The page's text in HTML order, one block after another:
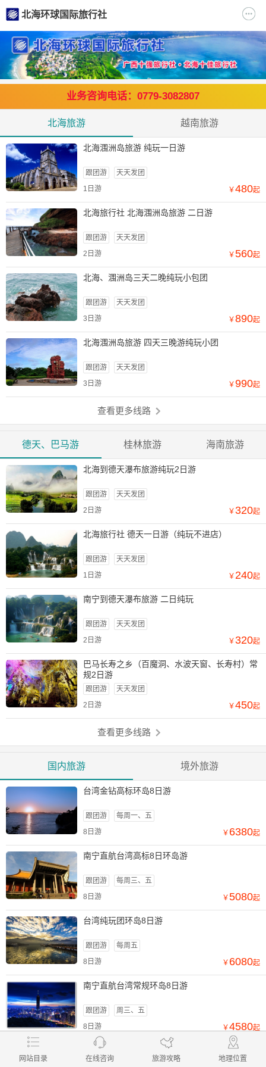
北海环球国际旅行社
业务咨询电话：0779-3082807
北海旅游 越南旅游
北海涠洲岛旅游 纯玩一日游
跟团游
天天发团
1日游
￥480起
北海旅行社 北海涠洲岛旅游 二日游
跟团游
天天发团
2日游
￥560起
北海、涠洲岛三天二晚纯玩小包团
跟团游
天天发团
3日游
￥890起
北海涠洲岛旅游 四天三晚游纯玩小团
跟团游
天天发团
3日游
￥990起
查看更多线路
德天、巴马游 桂林旅游 海南旅游
北海到德天瀑布旅游纯玩2日游
跟团游
天天发团
2日游
￥320起
北海旅行社 德天一日游（纯玩不进店）
跟团游
天天发团
1日游
￥ 240起
南宁到德天瀑布旅游 二日纯玩
跟团游
天天发团
2日游
￥320起
巴马长寿之乡（百魔洞、水波天窗、长寿村）常
规2日游
跟团游
天天发团
2日游
￥450起
查看更多线路
国内旅游 境外旅游
台湾金钻高标环岛8日游
跟团游
每周一、五
8日游
￥ 6380起
南宁直航台湾高标8日环岛游
跟团游
每周三、五
8日游
￥5080起
台湾纯玩团环岛8日游
跟团游
每周五
8日游
￥ 6080起
南宁直航台湾常规环岛8日游
跟团游
周三、五
8日游
￥4580起
查看更多线路
网站目录 在线咨询 旅游攻略 地理位置
在线咨询